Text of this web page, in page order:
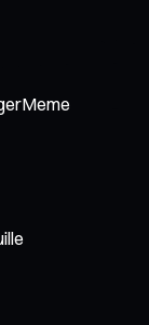
Meme